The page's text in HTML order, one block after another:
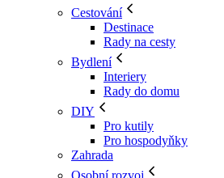
Cestování
Destinace
Rady na cesty
Bydlení
Interiery
Rady do domu
DIY
Pro kutily
Pro hospodyňky
Zahrada
Osobní rozvoj